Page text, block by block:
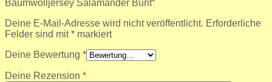
Baumwolljersey Salamander Bunt“
Deine E-Mail-Adresse wird nicht veröffentlicht. Erforderliche
Felder sind mit* markiert
Deine Bewertung *
Deine Rezension *